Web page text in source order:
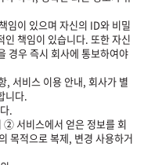
임이 있으며 자신의 ID와 비밀
인 책임이 있습니다. 또한 자신
경우 즉시 회사에 통보하여야
, 서비스 이용 안내, 회사가 별
니다.
.
서비스에서 얻은 정보를 회
목적으로 복제, 변경 사용하거